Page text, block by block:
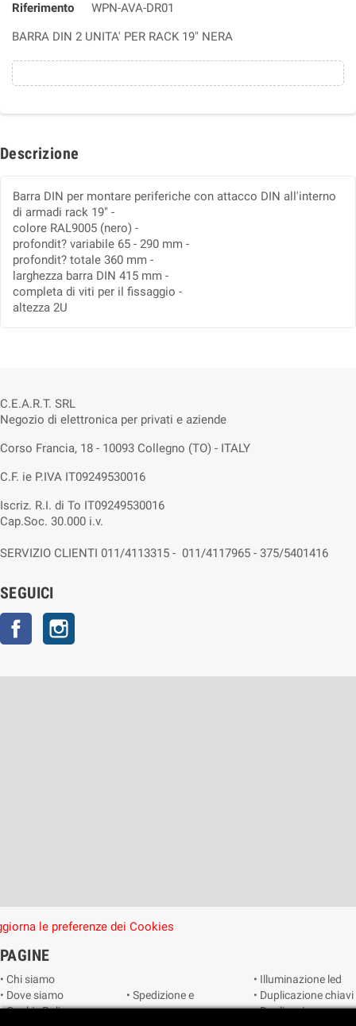
Riferimento
WPN-AVA-DR01
BARRA DIN 2 UNITA' PER RACK 19" NERA
Descrizione
Barra DIN per montare periferiche con attacco DIN all'interno
di armadi rack 19" -
colore RAL9005 (nero) -
profondit? variabile 65 - 290 mm -
profondit? totale 360 mm -
larghezza barra DIN 415 mm -
completa di viti per il fissaggio -
altezza 2U
C.E.A.R.T. SRL
Negozio di elettronica per privati e aziende
Corso Francia, 18 - 10093 Collegno (TO) - ITALY
C.F. ie P.IVA IT09249530016
Iscriz. R.I. di To IT09249530016
Cap.Soc. 30.000 i.v.
SERVIZIO CLIENTI 011/4113315 - 011/4117965 - 375/5401416
SEGUICI
Facebook
le preferenze dei Cookies
PAGINE
• Chi siamo
• Dove siamo
• Cookie Policy
• Spedizione e
consegna
• Illuminazione led
• Duplicazione chiavi
• Duplicazione